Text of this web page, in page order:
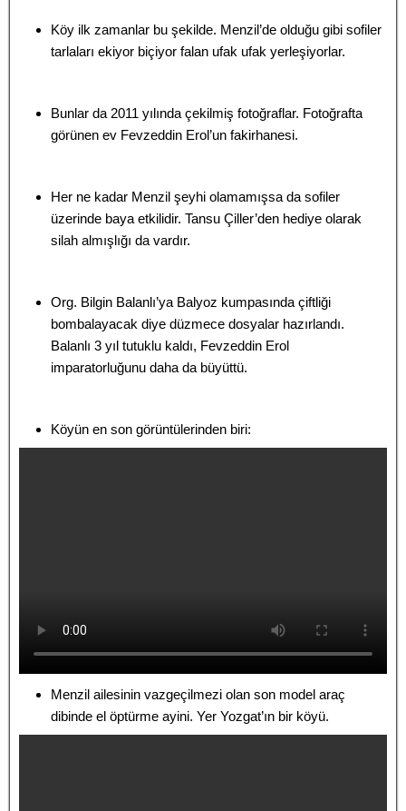
Köy ilk zamanlar bu şekilde. Menzil’de olduğu gibi sofiler
tarlaları ekiyor biçiyor falan ufak ufak yerleşiyorlar.
Bunlar da 2011 yılında çekilmiş fotoğraflar. Fotoğrafta
görünen ev Fevzeddin Erol’un fakirhanesi.
Her ne kadar Menzil şeyhi olamamışsa da sofiler
üzerinde baya etkilidir. Tansu Çiller’den hediye olarak
silah almışlığı da vardır.
Org. Bilgin Balanlı’ya Balyoz kumpasında çiftliği
bombalayacak diye düzmece dosyalar hazırlandı.
Balanlı 3 yıl tutuklu kaldı, Fevzeddin Erol
imparatorluğunu daha da büyüttü.
Köyün en son görüntülerinden biri:
Menzil ailesinin vazgeçilmezi olan son model araç
dibinde el öptürme ayini. Yer Yozgat’ın bir köyü.